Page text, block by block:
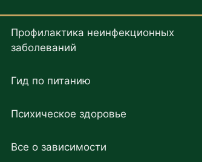
Профилактика неинфекционных
заболеваний
Гид по питанию
Психическое здоровье
Все о зависимости